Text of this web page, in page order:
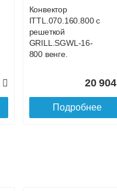
Конвектор
ITTL.070.160.800 с
решеткой
GRILL.SGWL-16-
800 венге.
20 904
Подробнее